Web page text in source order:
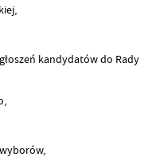
kandydatów do Rady